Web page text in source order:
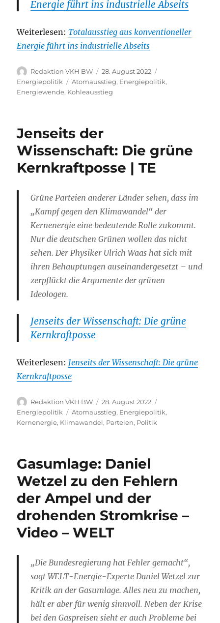
Energie führt ins industrielle Abseits
Weiterlesen:Totalausstieg aus konventioneller
Energie führt ins industrielle Abseits
Autor
Redaktion VKH BW
Veröffentlicht
am
28. August 2022
Energiepolitik
Schlagwörter
Atomausstieg, Energiepolitik,
Energiewende, Kohleausstieg
Jenseits der
Wissenschaft: Die grüne
Kernkraftposse | TE
Grüne Parteien anderer Länder sehen, dass im
„Kampf gegen den Klimawandel“ der
Kernenergie eine bedeutende Rolle zukommt.
Nur die deutschen Grünen wollen das nicht
sehen. Der Physiker Ulrich Waas hat sich mit
ihren Behauptungen auseinandergesetzt – und
zerpflückt die Argumente der grünen
Ideologen.
Jenseits der Wissenschaft: Die grüne
Kernkraftposse
Weiterlesen: Jenseits der Wissenschaft: Die grüne
Kernkraftposse
Autor
Redaktion VKH BW
Veröffentlicht
am
28. August 2022
Energiepolitik
Schlagwörter
Atomausstieg, Energiepolitik,
Kernenergie, Klimawandel, Parteien, Politik
Gasumlage: Daniel
Wetzel zu den Fehlern
der Ampel und der
drohenden Stromkrise –
Video – WELT
„Die Bundesregierung hat Fehler gemacht“,
sagt WELT-Energie-Experte Daniel Wetzel zur
Kritik an der Gasumlage. Alles neu zu machen,
hält er aber für wenig sinnvoll. Neben der Krise
bei den Gaspreisen sieht er auch Probleme bei